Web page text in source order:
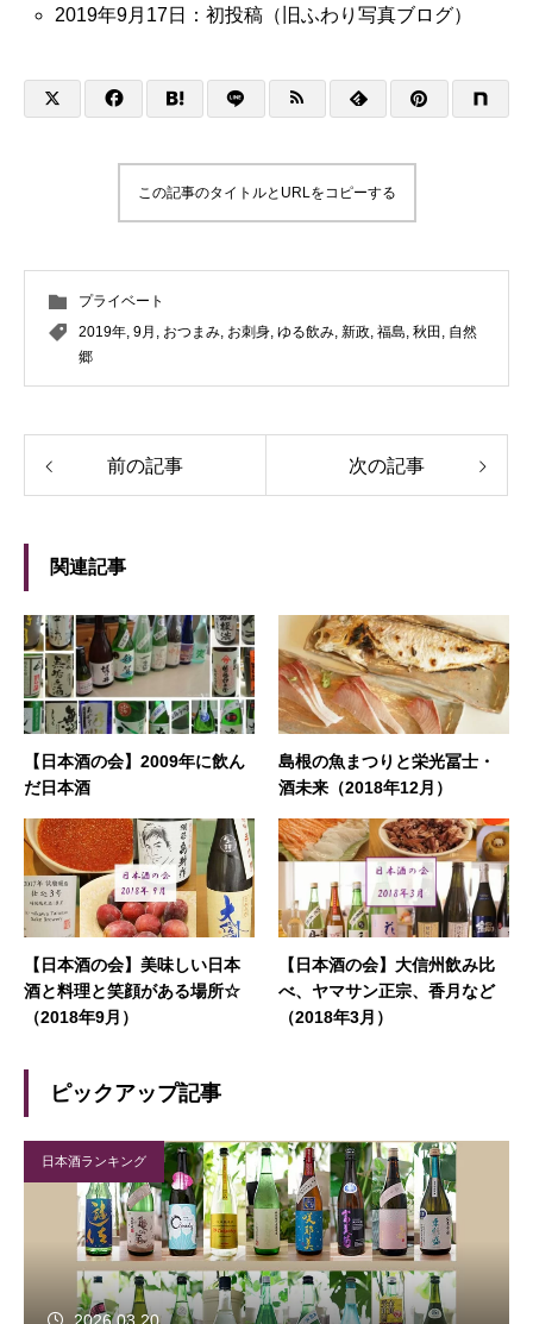
2019年9月17日：初投稿（旧ふわり写真ブログ）
この記事のタイトルとURLをコピーする
プライベート
2019年, 9月 , おつまみ, お刺身, ゆる飲み, 新政, 福島, 秋田 , 自然
郷
前の記事 次の記事
関連記事
【日本酒の会】2009年に飲ん
だ日本酒
島根の魚まつりと栄光冨士・
酒未来（2018年12月）
【日本酒の会】美味しい日本
酒と料理と笑顔がある場所☆
（2018年9月）
【日本酒の会】大信州飲み比
べ、ヤマサン正宗、香月など
（2018年3月）
ピックアップ記事
日本酒ランキング